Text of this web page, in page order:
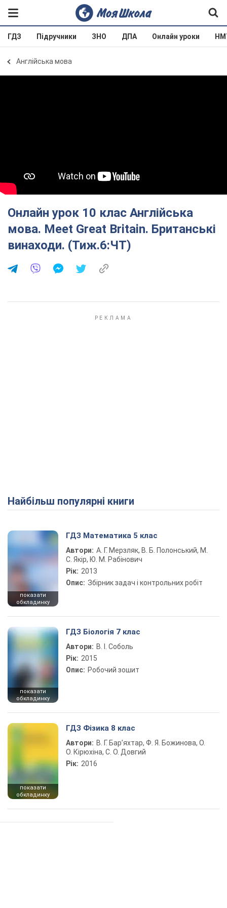
ГДЗ Підручники ЗНО ДПА Онлайн уроки
Англійська мова
Онлайн урок 10 клас Англійська
мова. Meet Great Britain. Британські
винаходи. (Тиж.6:ЧТ)
Найбільш популярні книги
показати
обкладинку
ГДЗ Математика 5 клас
Автори: А. Г. Мерзляк, В. Б. Полонський, М.
С. Якір, Ю. М. Рабінович
Рік: 2013
Опис: Збірник задач і контрольних робіт
показати
обкладинку
ГДЗ Біологія 7 клас
Автори: В. І. Соболь
Рік: 2015
Опис: Робочий зошит
показати
обкладинку
ГДЗ Фізика 8 клас
Автори: В. Г. Бар’яхтар, Ф. Я. Божинова, О.
О. Кірюхіна, С. О. Довгий
Рік: 2016